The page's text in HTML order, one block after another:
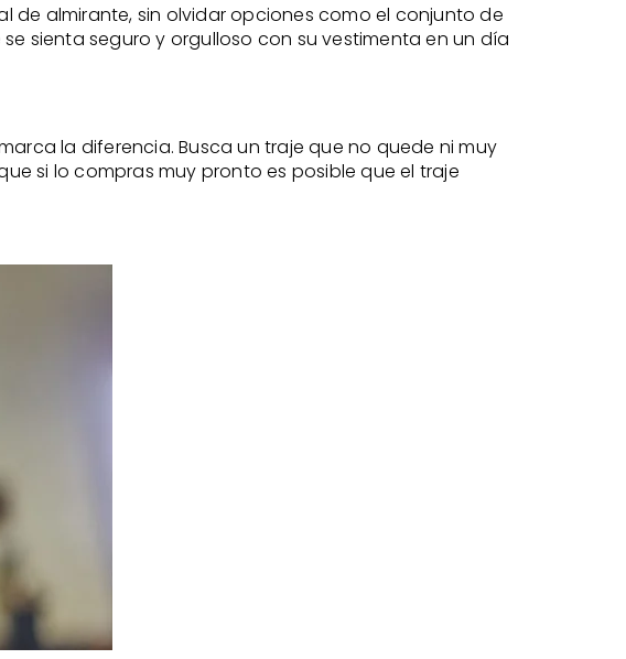
de almirante, sin olvidar opciones como el conjunto de
sienta seguro y orgulloso con su vestimenta en un día
la diferencia. Busca un traje que no quede ni muy
si lo compras muy pronto es posible que el traje